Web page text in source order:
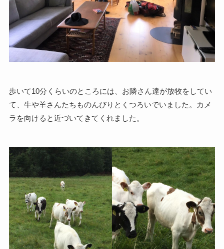
歩いて10分くらいのところには、お隣さん達が放牧をしてい
て、牛や羊さんたちものんびりとくつろいでいました。カメ
ラを向けると近づいてきてくれました。